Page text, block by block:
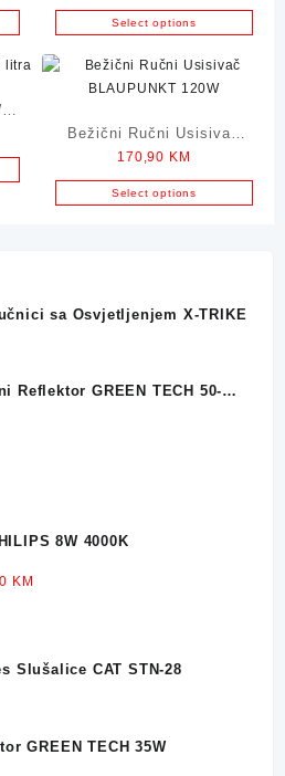
1.7L
Select options
3
Bežični Ručni Usisivač
BLAUPUNKT 120W
170,90 KM
Select options
sa Osvjetljenjem X-TRIKE
Reflektor GREEN TECH 50-
8W 4000K
KM
Slušalice CAT STN-28
GREEN TECH 35W